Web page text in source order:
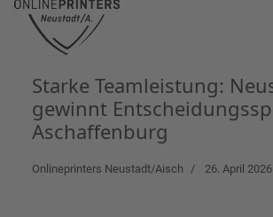
Starke Teamleistung:
gewinnt
Aschaffenburg
Onlineprinters Neustadt/Aisch 26. April 2026